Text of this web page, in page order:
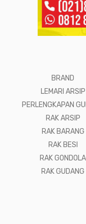
BRAND
LEMARI ARSIP
PERLENGKAPAN
RAK ARSIP
RAK BARANG
RAK BESI
RAK GONDOLA
RAK GUDANG